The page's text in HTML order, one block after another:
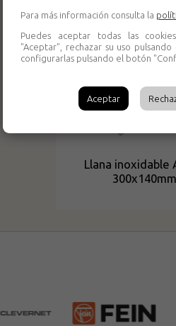
Llana inoxidable
300x140mm
Para más información consulta la
Puedes aceptar todas las
"Aceptar", rechazar su uso
configurarlas pulsando el botón
Aceptar